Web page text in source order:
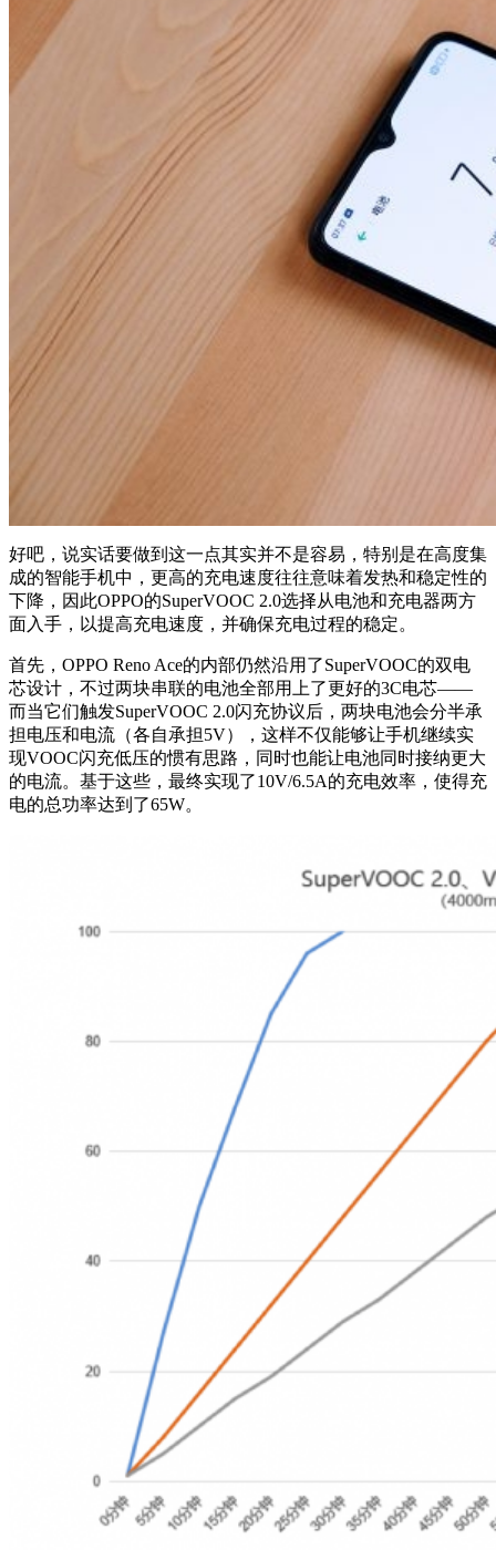
好吧，说实话要做到这一点其实并不是容易，特别是在高度集
成的智能手机中，更高的充电速度往往意味着发热和稳定性的
下降，因此OPPO的SuperVOOC 2.0选择从电池和充电器两方
面入手，以提高充电速度，并确保充电过程的稳定。
首先，OPPO Reno Ace的内部仍然沿用了SuperVOOC的双电
芯设计，不过两块串联的电池全部用上了更好的3C电芯——
而当它们触发SuperVOOC 2.0闪充协议后，两块电池会分半承
担电压和电流（各自承担5V），这样不仅能够让手机继续实
现VOOC闪充低压的惯有思路，同时也能让电池同时接纳更大
的电流。基于这些，最终实现了10V/6.5A的充电效率，使得充
电的总功率达到了65W。